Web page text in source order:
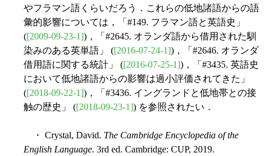
やフラマン語くらいだろう．これらの低地諸語からの語
彙的影響については，「#149. フラマン語と英語史」
([2009-09-23-1])，「#2645. オランダ語から借用された馴
染みのある英単語」 ([2016-07-24-1])，「#2646. オランダ
借用語に関する統計」 ([2016-07-25-1])，「#3435. 英語史
において低地諸語からの影響は過小評価されてきた」
([2018-09-22-1])，「#3436. イングランドと低地帯との接
触の歴史」 ([2018-09-23-1]) を参照されたい．
・ Crystal, David. The Cambridge Encyclopedia of the
English Language. 3rd ed. Cambridge: CUP, 2019.